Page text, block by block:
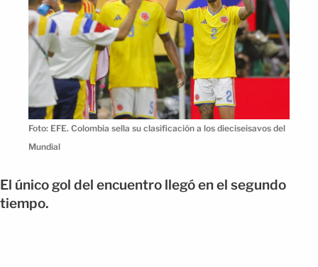
Foto: EFE. Colombia sella su clasificación a los dieciseisavos del
Mundial
El único gol del encuentro llegó en el segundo
tiempo.